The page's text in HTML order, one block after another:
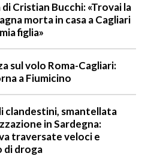
di Cristian Bucchi: «Trovai la
morta in casa a Cagliari
figlia»
sul volo Roma-Cagliari:
a Fiumicino
clandestini, smantellata
in Sardegna:
traversate veloci e
droga